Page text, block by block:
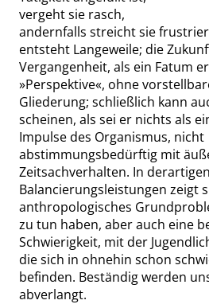
vergeht sie rasch,
andernfalls streicht sie
entsteht Langeweile; die
Vergangenheit, als ein Fatum
»Perspektive«, ohne
Gliederung; schließlich kann
scheinen, als sei er nichts als
Impulse des Organismus, nicht
abstimmungsbedürftig mit
Zeitsachverhalten. In derartigen
Balancierungsleistungen zeigt
anthropologisches
zu tun haben, aber auch eine
Schwierigkeit, mit der
diesich in ohnehin schon
befinden. Beständig werden
abverlangt.